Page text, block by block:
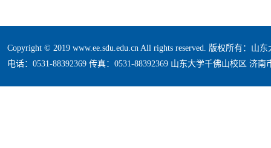
Copyright © 2019 www.ee.sdu.edu.cn All rights reserved. 版权所有：山
电话：0531-88392369 传真：0531-88392369 山东大学千佛山校区 济